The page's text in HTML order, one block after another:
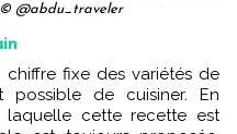
@abdu_traveler
possible de cuisiner. En
cette recette est